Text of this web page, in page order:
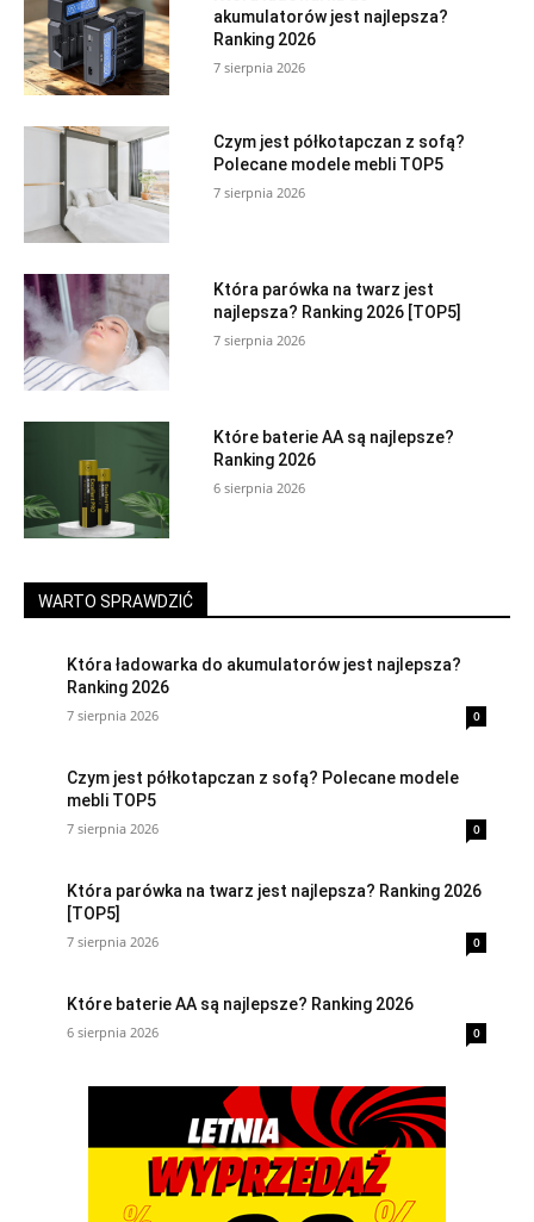
akumulatorów jest najlepsza?
Ranking 2026
7 sierpnia 2026
Czym jest półkotapczan z sofą?
Polecane modele mebli TOP5
7 sierpnia 2026
Która parówka na twarz jest
najlepsza? Ranking 2026 [TOP5]
7 sierpnia 2026
Które baterie AA są najlepsze?
Ranking 2026
6 sierpnia 2026
WARTO SPRAWDZIĆ
Która ładowarka do akumulatorów jest najlepsza?
Ranking 2026
7 sierpnia 2026 0
Czym jest półkotapczan z sofą? Polecane modele
mebli TOP5
7 sierpnia 2026 0
Która parówka na twarz jest najlepsza? Ranking 2026
[TOP5]
7 sierpnia 2026 0
Które baterie AA są najlepsze? Ranking 2026
6 sierpnia 2026 0